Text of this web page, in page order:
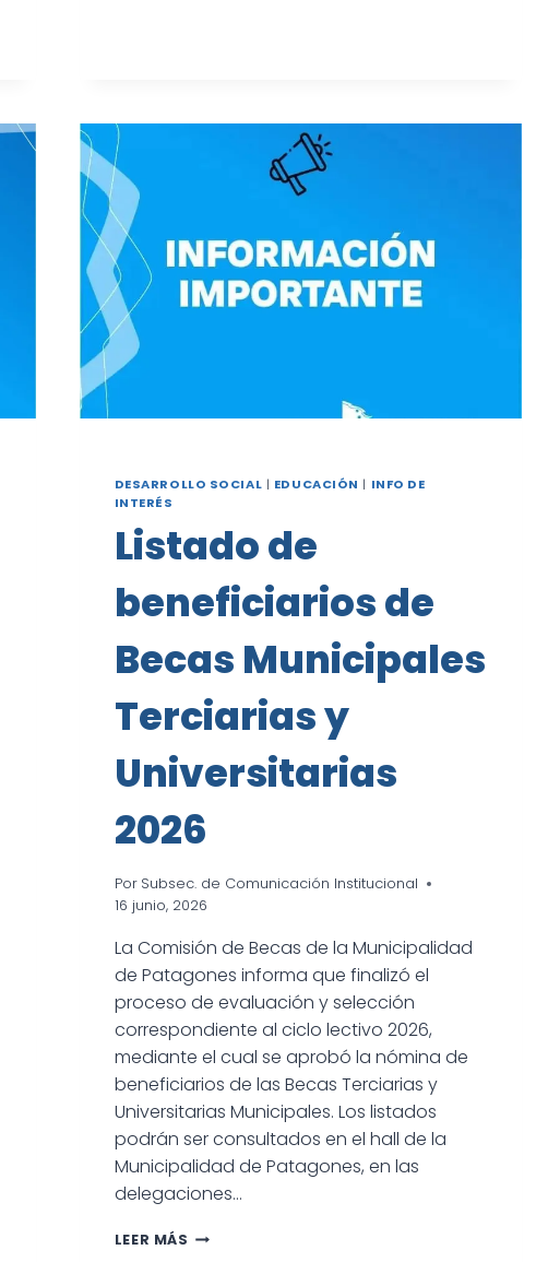
PENSIONADOS
A.
PRADERE
DESARROLLO SOCIAL | EDUCACIÓN | INFO DE
INTERÉS
Listado de
beneficiarios de
Becas Municipales
Terciarias y
Universitarias
2026
Por Subsec. de Comunicación Institucional
16 junio, 2026
La Comisión de Becas de la Municipalidad
de Patagones informa que finalizó el
proceso de evaluación y selección
correspondiente al ciclo lectivo 2026,
mediante el cual se aprobó la nómina de
beneficiarios de las Becas Terciarias y
Universitarias Municipales. Los listados
podrán ser consultados en el hall de la
Municipalidad de Patagones, en las
delegaciones…
LEER MÁS LISTADO